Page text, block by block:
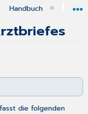
hierarchy
Handbuch
die folgenden